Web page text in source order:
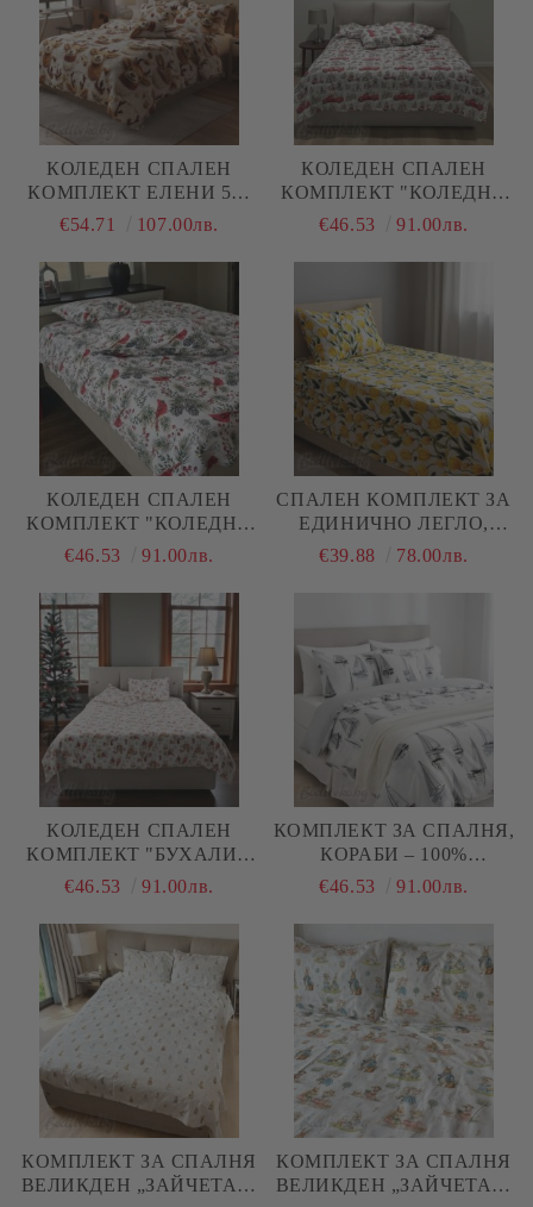
КОЛЕДЕН СПАЛЕН
КОМПЛЕКТ ЕЛЕНИ 5Д,
100% ПАМУК/ 5Д,
€54.71 107.00лв.
КОЛЕДЕН СПАЛЕН
КОМПЛЕКТ "КОЛЕДНИ
КАМИОНИ С ЕЛХА",
4 ЧАСТИ
€46.53 91.00лв.
КОЛЕДЕН СПАЛЕН
КОМПЛЕКТ "КОЛЕДНИ
ПТИЧКИ В ГОРАТА",
4 ЧАСТИ,
€46.53 91.00лв.
СПАЛЕН КОМПЛЕКТ ЗА
ЕДИНИЧНО ЛЕГЛО,
ЛАЛЕТА В ЖЪЛТО, 100%
€39.88 78.00лв.
КОЛЕДЕН СПАЛЕН
КОМПЛЕКТ "БУХАЛИ",
100% ПАМУК/РАНФОРС,
€46.53 91.00лв.
КОМПЛЕКТ ЗА СПАЛНЯ,
КОРАБИ – 100%
НАТУРАЛЕН ПАМУК
€46.53 91.00лв.
КОМПЛЕКТ ЗА СПАЛНЯ
ВЕЛИКДЕН „ЗАЙЧЕТА И
КОМПЛЕКТ ЗА СПАЛНЯ
ВЕЛИКДЕН „ЗАЙЧЕТА И